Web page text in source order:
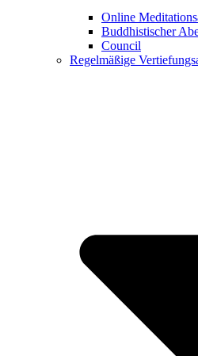
Online
Buddhistischer
Council
Regelmäßige